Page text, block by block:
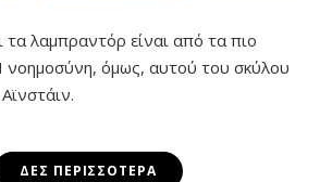
τα λαμπραντόρ είναι από τα πιο
νοημοσύνη, όμως, αυτού του σκύλου
ΔΕΣ ΠΕΡΙΣΣΌΤΕΡΑ